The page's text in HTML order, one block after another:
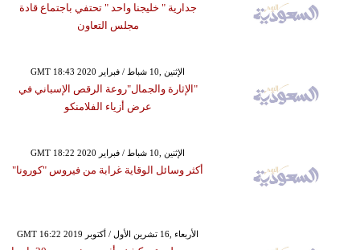
جدارية " خليجنا واحد " تحتفي باجتماع قادة
مجلس التعاون
GMT 18:43 2020 الإثنين ,10 شباط / فبراير
"الإثارة والجمال"روعة الرقص الإسباني في
عرض أزياء الفلامنكو
GMT 18:22 2020 الإثنين ,10 شباط / فبراير
أكثر وسائل الوقاية غرابة من فيروس "كورونا"
GMT 16:22 2019 الأربعاء ,16 تشرين الأول / أكتوبر